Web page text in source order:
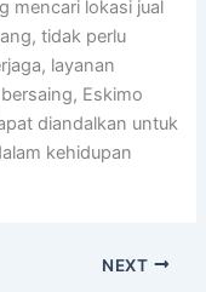
mencari lokasi jual
tidak perlu
layanan
Eskimo
diandalkan untuk
kehidupan
NEXT